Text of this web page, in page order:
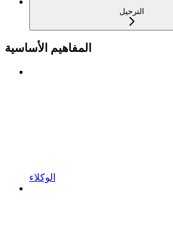
الترحيل
المفاهيم الأساسية
الوكلاء